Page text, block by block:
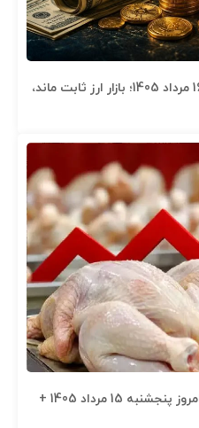
قیمت دلار، طلا و سکه جمعه 16 مرداد 1405؛ بازار ارز ثابت ماند،
قیمت مرغ، ماهی و تخم مرغ امروز پنجشنبه 15 مرداد 1405 +